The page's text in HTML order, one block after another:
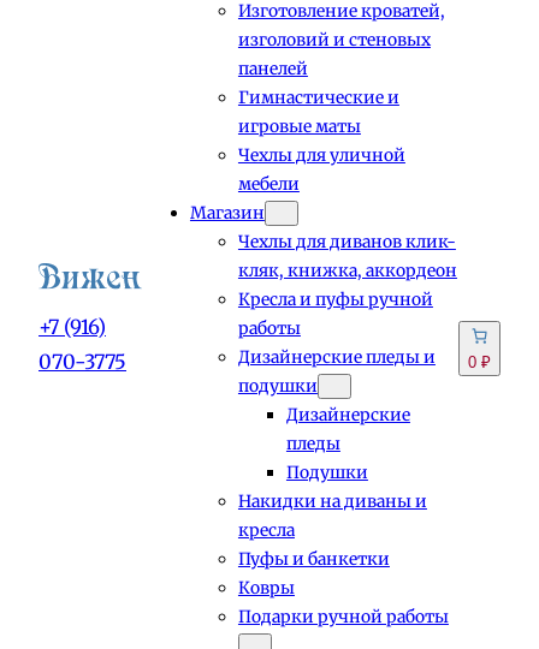
+7 (916)
070-3775
Изготовление кроватей,
изголовий и стеновых
панелей
Гимнастические и
игровые маты
Чехлы для уличной
мебели
Магазин
Чехлы для диванов клик-
кляк, книжка, аккордеон
Кресла и пуфы ручной
работы
Дизайнерские пледы и
подушки
Дизайнерские
пледы
Подушки
Накидки на диваны и
кресла
Пуфы и банкетки
Ковры
Подарки ручной работы
0 ₽